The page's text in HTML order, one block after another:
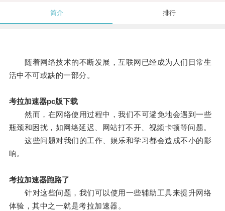
简介 排行
随着网络技术的不断发展，互联网已经成为人们日常生
活中不可或缺的一部分。
考拉加速器pc版下载
然而，在网络使用过程中，我们不可避免地会遇到一些
瓶颈和困扰，如网络延迟、网站打不开、视频卡顿等问题。
这些问题对我们的工作、娱乐和学习都会造成不小的影
响。
考拉加速器跑路了
针对这些问题，我们可以使用一些辅助工具来提升网络
体验，其中之一就是考拉加速器。